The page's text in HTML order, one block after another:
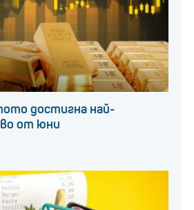
достигна най-
от юни